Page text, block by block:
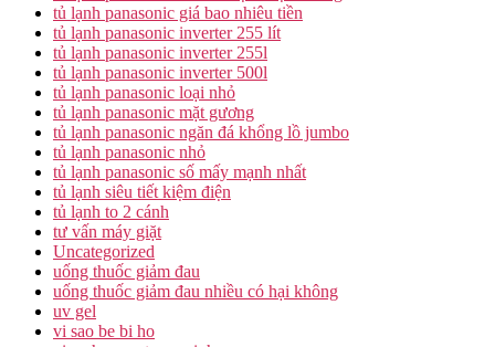
tủ lạnh panasonic giá bao nhiêu tiền
tủ lạnh panasonic inverter 255 lít
tủ lạnh panasonic inverter 255l
tủ lạnh panasonic inverter 500l
tủ lạnh panasonic loại nhỏ
tủ lạnh panasonic mặt gương
tủ lạnh panasonic ngăn đá khổng lồ jumbo
tủ lạnh panasonic nhỏ
tủ lạnh panasonic số mấy mạnh nhất
tủ lạnh siêu tiết kiệm điện
tủ lạnh to 2 cánh
tư vấn máy giặt
Uncategorized
uống thuốc giảm đau
uống thuốc giảm đau nhiều có hại không
uv gel
vi sao be bi ho